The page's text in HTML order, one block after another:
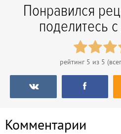
Понравился
поделитесь
рейтинг 5 из 5
Комментарии